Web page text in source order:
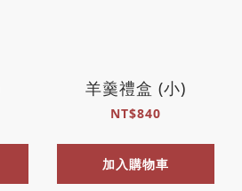
羊羹禮盒 (小)
NT$840
加入購物車